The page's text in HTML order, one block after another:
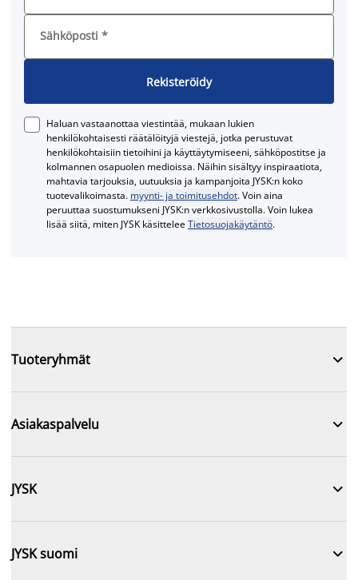
Sähköposti *
Rekisteröidy
Haluan vastaanottaa viestintää, mukaan lukien
henkilökohtaisesti räätälöityjä viestejä, jotka perustuvat
henkilökohtaisiin tietoihini ja käyttäytymiseeni, sähköpostitse ja
kolmannen osapuolen medioissa. Näihin sisältyy inspiraatiota,
mahtavia tarjouksia, uutuuksia ja kampanjoita JYSK:n koko
tuotevalikoimasta. myynti- ja toimitusehdot. Voin aina
peruuttaa suostumukseni JYSK:n verkkosivustolla. Voin lukea
lisää siitä, miten JYSK käsitteleeTietosuojakäytäntö.
Tuoteryhmät 
Asiakaspalvelu 
JYSK 
JYSK suomi 